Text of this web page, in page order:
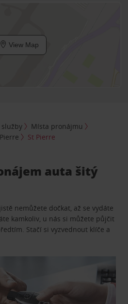
View Map
služby
Místa pronájmu
St Pierre
auta šitý
nemůžete dočkat, až se vydáte
kamkoliv, u nás si můžete půjčit
Stačí si vyzvednout klíče a